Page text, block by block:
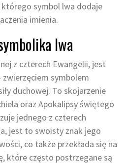
symbol lwa dodaje
imienia.
lwa
z czterech Ewangelii, jest
symbolem
duchowej. To skojarzenie
oraz Apokalipsy świętego
jednego z czterech
jest to swoisty znak jego
co także przekłada się na
które często postrzegane są